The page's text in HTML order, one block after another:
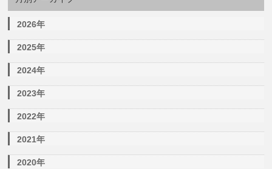
2026年
2025年
2024年
2023年
2022年
2021年
2020年